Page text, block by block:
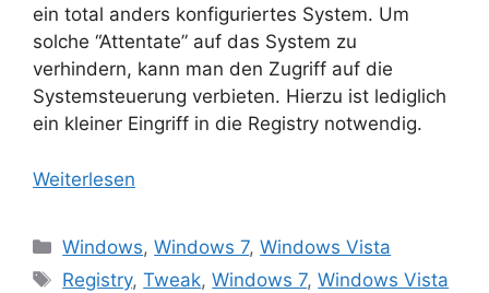
ein total anders konfiguriertes System. Um
solche “Attentate” auf das System zu
verhindern, kann man den Zugriff auf die
Systemsteuerung verbieten. Hierzu ist lediglich
ein kleiner Eingriff in die Registry notwendig.
Weiterlesen
Kategorien
Windows,Windows 7,Windows Vista
Schlagwörter
Registry,Tweak,Windows 7,Windows Vista